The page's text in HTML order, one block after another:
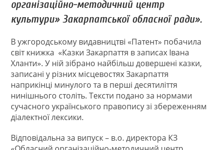
організаційно-методичний центр
культури» Закарпатської обласної ради».
В ужгородському видавництві «Патент» побачила
світ книжка «Казки Закарпаття в записах Івана
Хланти». У ній зібрано найбільш довершені казки,
записані у різних місцевостях Закарпаття
наприкінці минулого та в перші десятиліття
нинішнього століть. Тексти подано за нормами
сучасного українського правопису зі збереженням
діалектної лексики.
Відповідальна за випуск – в.о. директора КЗ